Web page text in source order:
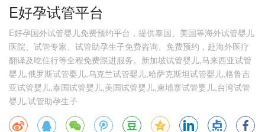
E好孕试管平台
E好孕国外试管婴儿免费预约平台，提供泰国、美国等海外试管婴儿
医院、试管专家、试管助孕生子免费咨询、免费预约，赴海外医疗
翻译及吃住行等全程免费跟进服务。新加坡试管婴儿,马来西亚试管
婴儿,俄罗斯试管婴儿,乌克兰试管婴儿,哈萨克斯坦试管婴儿,格鲁吉
亚试管婴儿,泰国试管婴儿,美国试管婴儿,柬埔寨试管婴儿,台湾试管
婴儿,试管助孕生子